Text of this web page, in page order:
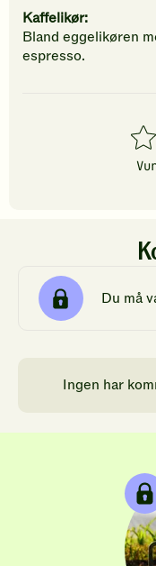
Kaffelikør:
Bland eggelikøren
espresso.
1
Du må
Ingen har